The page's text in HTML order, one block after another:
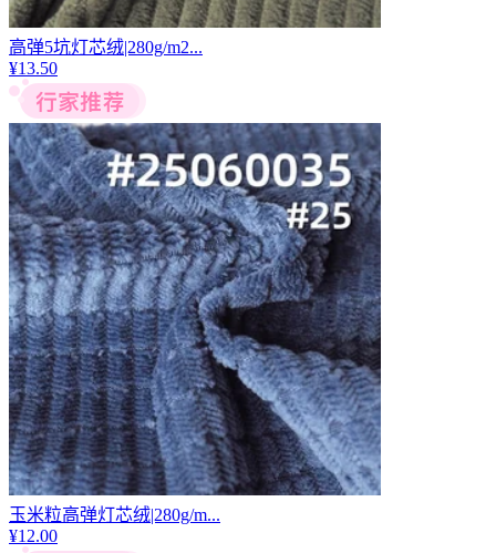
高弹5坑灯芯绒|280g/m2...
¥13.50
玉米粒高弹灯芯绒|280g/m...
¥12.00